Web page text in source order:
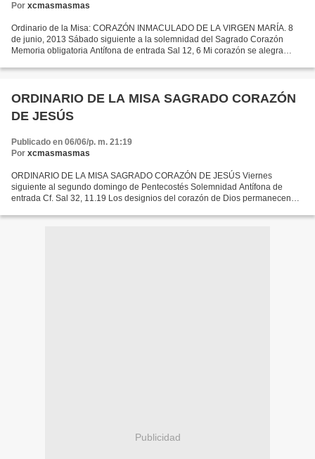
Por xcmasmasmas
Ordinario de la Misa: CORAZÓN INMACULADO DE LA VIRGEN MARÍA. 8
de junio, 2013 Sábado siguiente a la solemnidad del Sagrado Corazón
Memoria obligatoria Antífona de entrada Sal 12, 6 Mi corazón se alegra
ORDINARIO DE LA MISA SAGRADO CORAZÓN
DE JESÚS
Publicado en 06/06/p. m. 21:19
Por xcmasmasmas
ORDINARIO DE LA MISA SAGRADO CORAZÓN DE JESÚS Viernes
siguiente al segundo domingo de Pentecostés Solemnidad Antífona de
entrada Cf. Sal 32, 11.19 Los designios del corazón de Dios permanecen
Publicidad